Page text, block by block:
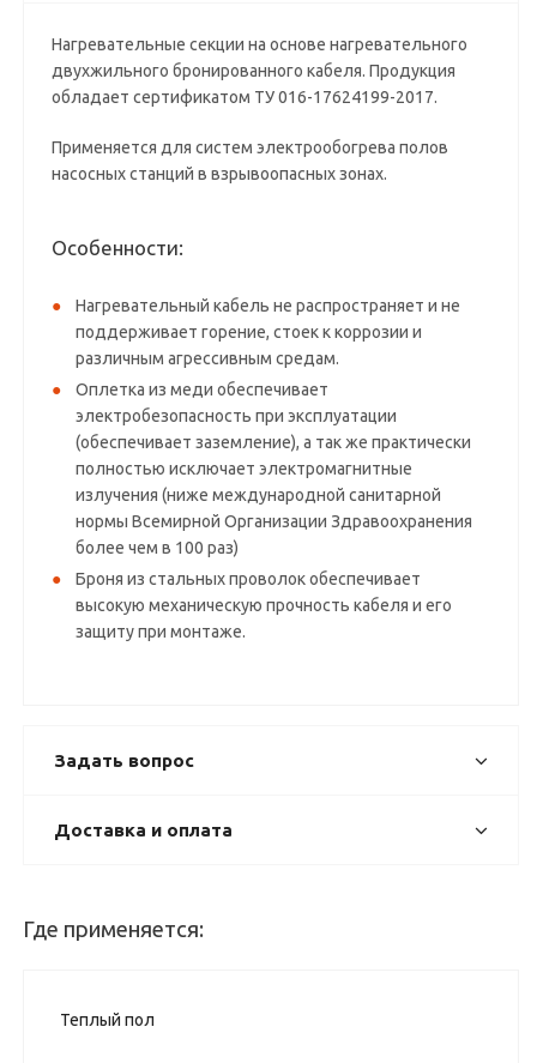
Нагревательные секции на основе нагревательного
двухжильного бронированного кабеля. Продукция
обладает сертификатом ТУ 016-17624199-2017.
Применяется для систем электрообогрева полов
насосных станций в взрывоопасных зонах.
Особенности:
Нагревательный кабель не распространяет и не
поддерживает горение, стоек к коррозии и
различным агрессивным средам.
Оплетка из меди обеспечивает
электробезопасность при эксплуатации
(обеспечивает заземление), а так же практически
полностью исключает электромагнитные
излучения (ниже международной санитарной
нормы Всемирной Организации Здравоохранения
более чем в 100 раз)
Броня из стальных проволок обеспечивает
высокую механическую прочность кабеля и его
защиту при монтаже.
Задать вопрос
Доставка и оплата
Где применяется:
Теплый пол